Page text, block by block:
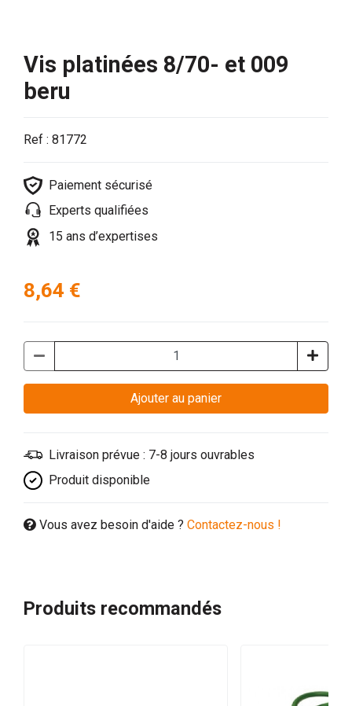
Vis platinées 8/70- et 009
beru
Ref : 81772
Paiement sécurisé
Experts qualifiées
15 ans d’expertises
8,64 €
Ajouter au panier
Livraison prévue : 7-8 jours ouvrables
Produit disponible
Vous avez besoin d'aide ? Contactez-nous !
Produits recommandés